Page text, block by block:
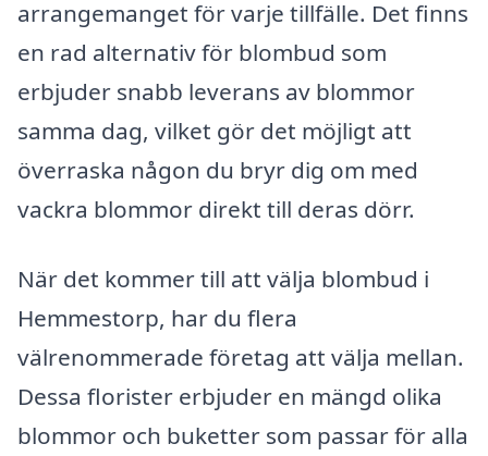
arrangemanget för varje tillfälle. Det finns
en rad alternativ för blombud som
erbjuder snabb leverans av blommor
samma dag, vilket gör det möjligt att
överraska någon du bryr dig om med
vackra blommor direkt till deras dörr.
När det kommer till att välja blombud i
Hemmestorp, har du flera
välrenommerade företag att välja mellan.
Dessa florister erbjuder en mängd olika
blommor och buketter som passar för alla